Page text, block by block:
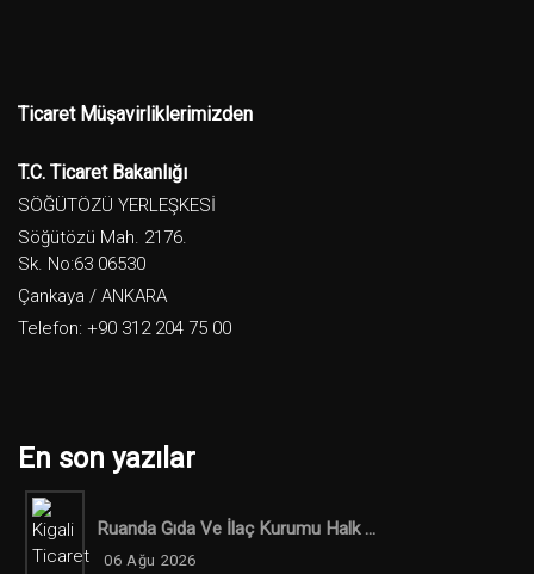
Ticaret Müşavirliklerimizden
T.C. Ticaret Bakanlığı
SÖĞÜTÖZÜ YERLEŞKESİ
Söğütözü Mah. 2176.
Sk. No:63 06530
Çankaya / ANKARA
Telefon: +90 312 204 75 00
En son yazılar
Ruanda Gıda Ve İlaç Kurumu Halk ...
06 Ağu 2026